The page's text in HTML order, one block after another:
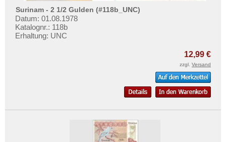
FAQ
Mehr über...
AGB
Surinam - 2 1/2 Gulden (#118b_UNC)
Datum: 01.08.1978
Katalognr.: 118b
Erhaltung: UNC
12,99 €
zzgl. Versand